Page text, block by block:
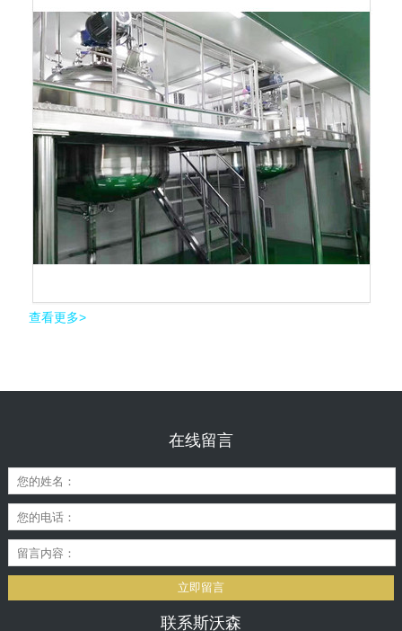
查看更多>
在线留言
立即留言
联系斯沃森